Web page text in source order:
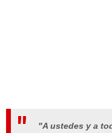
"A ustedes y a